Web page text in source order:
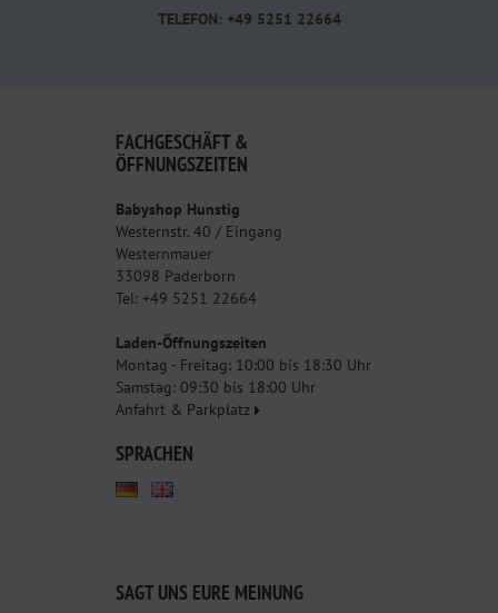
TELEFON: +49 5251 22664
FACHGESCHÄFT &
ÖFFNUNGSZEITEN
Babyshop Hunstig
Westernstr. 40 / Eingang
Westernmauer
33098 Paderborn
Tel: +49 5251 22664
Laden-Öffnungszeiten
Montag - Freitag: 10:00 bis 18:30 Uhr
Samstag: 09:30 bis 18:00 Uhr
Anfahrt & Parkplatz
SPRACHEN
SAGT UNS EURE MEINUNG